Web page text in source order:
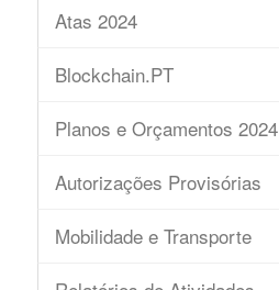
Atas 2024
Blockchain.PT
Planos e Orçamentos 2024
Autorizações Provisórias
Mobilidade e Transporte